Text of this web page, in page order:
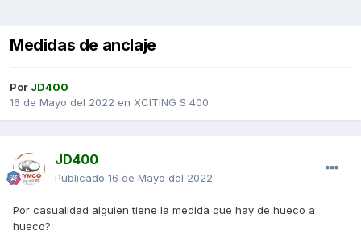
Medidas de anclaje
Por JD400
16 de Mayo del 2022 en XCITING S 400
JD400
Publicado 16 de Mayo del 2022
Por casualidad alguien tiene la medida que hay de hueco a
hueco?